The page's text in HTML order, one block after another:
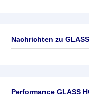
Nachrichten zu
Performance GLASS